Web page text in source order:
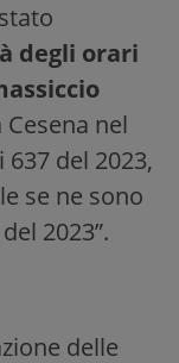
degli orari
Cesena nel
del 2023,
se ne sono
2023”.
delle